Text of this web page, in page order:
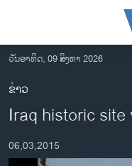
ເຂົ້າ
ຫາ
ຂ້າມ
ຂ້າມ
ໄປ
ອາເມຣິກາ
ການເລືອກຕັ້ງ ປະທານາທີບໍ
ວັນອາທິດ, 09 ສິງຫາ 2026
ຂ່າວ
Iraq historic site
06,03,2015